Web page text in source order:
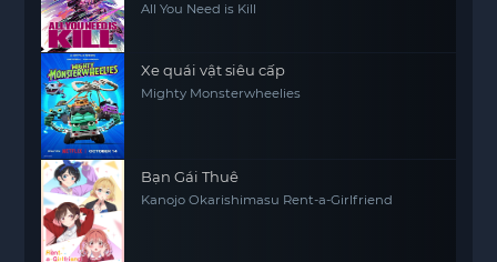
All You Need is Kill
Xe quái vật siêu cấp
Mighty Monsterwheelies
Bạn Gái Thuê
Kanojo Okarishimasu Rent-a-Girlfriend